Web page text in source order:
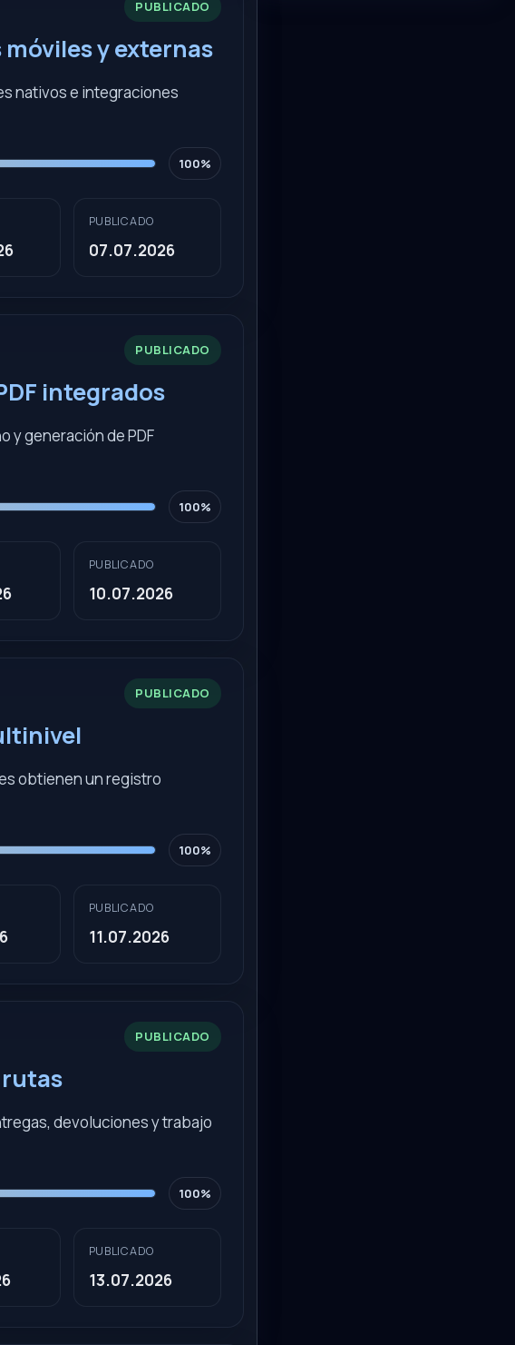
PUBLICADO
y externas
nativos e integraciones
100%
PUBLICADO
07.07.2026
PUBLICADO
integrados
y generación de PDF
100%
PUBLICADO
10.07.2026
PUBLICADO
obtienen un registro
100%
PUBLICADO
11.07.2026
PUBLICADO
devoluciones y trabajo
100%
PUBLICADO
13.07.2026